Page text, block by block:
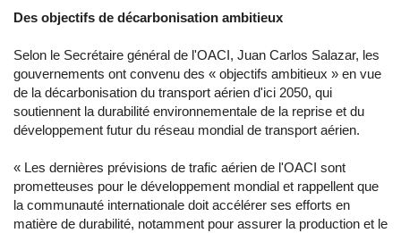
Des objectifs de décarbonisation ambitieux
Selon le Secrétaire général de l'OACI, Juan Carlos Salazar, les
gouvernements ont convenu des « objectifs ambitieux » en vue
de la décarbonisation du transport aérien d'ici 2050, qui
soutiennent la durabilité environnementale de la reprise et du
développement futur du réseau mondial de transport aérien.
« Les dernières prévisions de trafic aérien de l'OACI sont
prometteuses pour le développement mondial et rappellent que
la communauté internationale doit accélérer ses efforts en
matière de durabilité, notamment pour assurer la production et le